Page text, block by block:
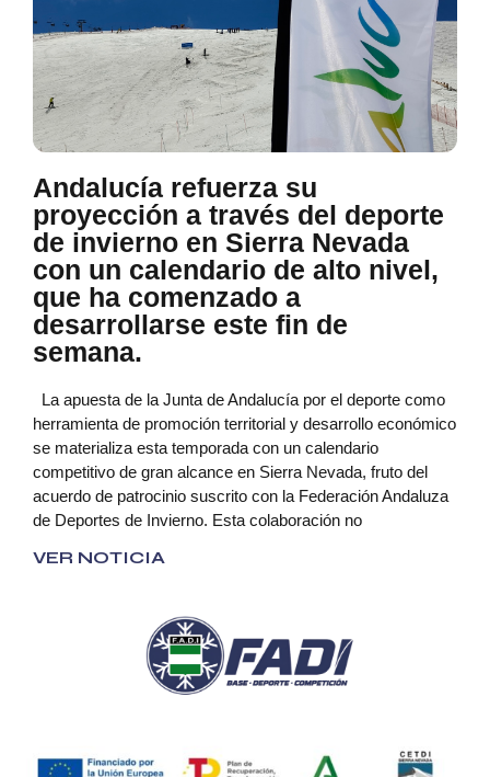
Andalucía refuerza su
proyección a través del deporte
de invierno en Sierra Nevada
con un calendario de alto nivel,
que ha comenzado a
desarrollarse este fin de
semana.
La apuesta de la Junta de Andalucía por el deporte como
herramienta de promoción territorial y desarrollo económico
se materializa esta temporada con un calendario
competitivo de gran alcance en Sierra Nevada, fruto del
acuerdo de patrocinio suscrito con la Federación Andaluza
de Deportes de Invierno. Esta colaboración no
VER NOTICIA